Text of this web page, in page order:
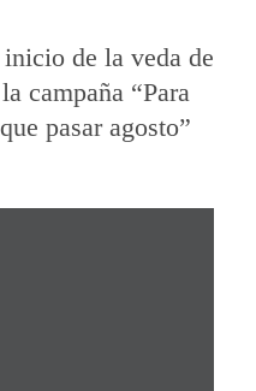
de la veda de
campaña “Para
pasar agosto”